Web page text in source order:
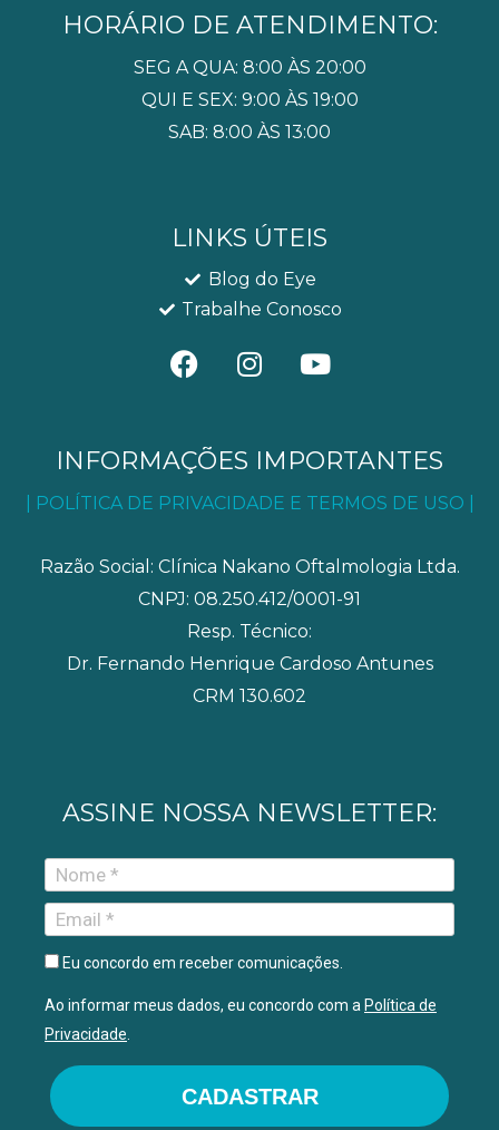
HORÁRIO DE ATENDIMENTO:
SEG A QUA: 8:00 ÀS 20:00
QUI E SEX: 9:00 ÀS 19:00
SAB: 8:00 ÀS 13:00
LINKS ÚTEIS
Blog do Eye
Trabalhe Conosco
F
a
b
o
o
I
n
a
g
r
m
Y
o
u
b
e
INFORMAÇÕES IMPORTANTES
| POLÍTICA DE PRIVACIDADE E TERMOS DE USO |
Razão Social: Clínica Nakano Oftalmologia Ltda.
CNPJ: 08.250.412/0001-91
Resp. Técnico:
Dr. Fernando Henrique Cardoso Antunes
CRM 130.602
ASSINE NOSSA NEWSLETTER:
Eu concordo em receber comunicações.
Ao informar meus dados, eu concordo com a Política de
Privacidade.
CADASTRAR